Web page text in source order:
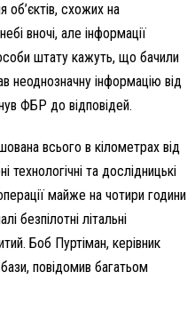
об’єктів, схожих на
вночі, але інформації
штату кажуть, що бачили
неоднозначну інформацію від
ФБР до відповідей.
всього в кілометрах від
та дослідницькі
майже на чотири години
безпілотні літальні
Боб Пуртіман, керівник
повідомив багатьом